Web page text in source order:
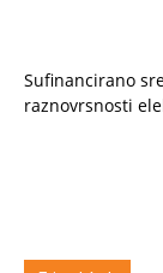
Sufinancirano
raznovrsnosti